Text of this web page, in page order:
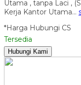
Utama , tanpa Laci ,
Kerja Kantor Utama…
*Harga Hubungi CS
Tersedia
Hubungi Kami